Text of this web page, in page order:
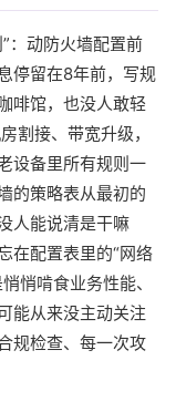
：动防火墙配置前
停留在8年前，写规
啡馆，也没人敢轻
割接、带宽升级，
设备里所有规则一
的策略表从最初的
人能说清是干嘛
在配置表里的“网络
悄啃食业务性能、
能从来没主动关注
规检查、每一次攻